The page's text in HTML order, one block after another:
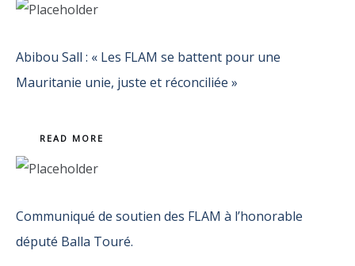
Abibou Sall : « Les FLAM se battent pour une
Mauritanie unie, juste et réconciliée »
READ MORE
Communiqué de soutien des FLAM à l’honorable
député Balla Touré.